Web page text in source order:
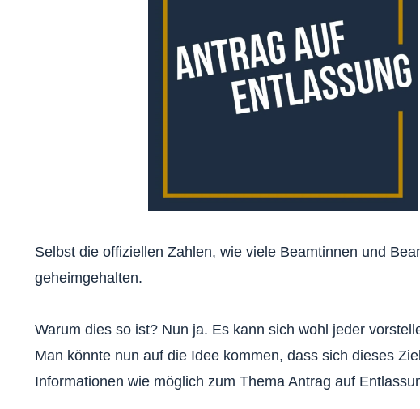
Selbst die offiziellen Zahlen, wie viele Beamtinnen und
geheimgehalten.
Warum dies so ist? Nun ja. Es kann sich wohl jeder
Man könnte nun auf die Idee kommen, dass sich dieses
Informationen wie möglich zum Thema Antrag auf